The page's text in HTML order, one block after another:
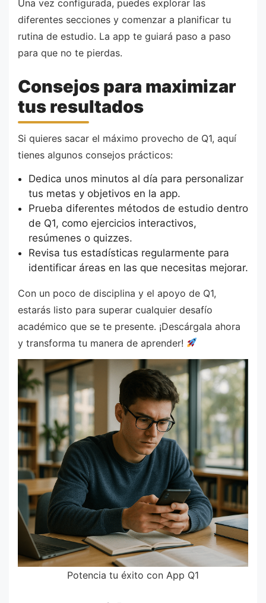
Una vez configurada, puedes explorar las
diferentes secciones y comenzar a planificar tu
rutina de estudio. La app te guiará paso a paso
para que no te pierdas.
Consejos para maximizar
tus resultados
Si quieres sacar el máximo provecho de Q1, aquí
tienes algunos consejos prácticos:
Dedica unos minutos al día para personalizar
tus metas y objetivos en la app.
Prueba diferentes métodos de estudio dentro
de Q1, como ejercicios interactivos,
resúmenes o quizzes.
Revisa tus estadísticas regularmente para
identificar áreas en las que necesitas mejorar.
Con un poco de disciplina y el apoyo de Q1,
estarás listo para superar cualquier desafío
académico que se te presente. ¡Descárgala ahora
y transforma tu manera de aprender!
Potencia tu éxito con App Q1